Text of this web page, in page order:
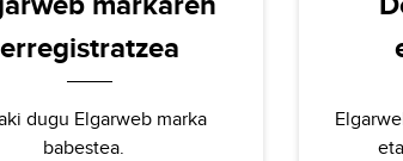
erregistratzea
dugu Elgarweb marka
babestea.